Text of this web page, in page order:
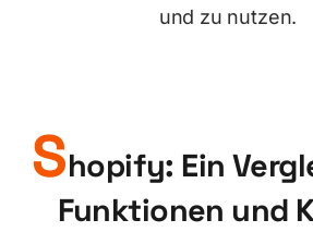
und zu nutzen.
Shopify: Ein
Funktionen und